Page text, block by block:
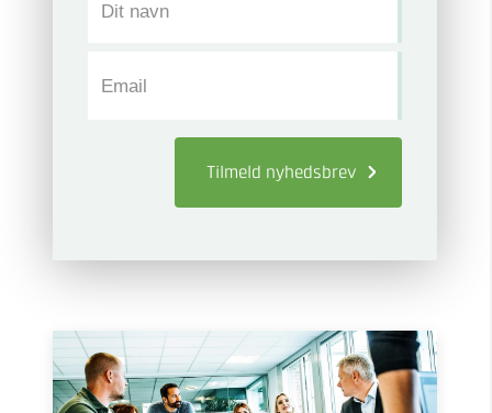
Dit navn
Email
Tilmeld nyhedsbrev